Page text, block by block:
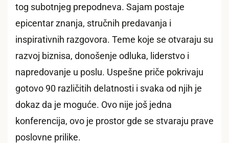
tog subotnjeg prepodneva. Sajam postaje
epicentar znanja, stručnih predavanja i
inspirativnih razgovora. Teme koje se otvaraju su
razvoj biznisa, donošenje odluka, liderstvo i
napredovanje u poslu. Uspešne priče pokrivaju
gotovo 90 različitih delatnosti i svaka od njih je
dokaz da je moguće. Ovo nije još jedna
konferencija, ovo je prostor gde se stvaraju prave
poslovne prilike.